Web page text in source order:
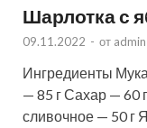
Шарлотка с
09.11.2022 - от admin
Ингредиенты
— 85 г Сахар — 60
сливочное — 50 г